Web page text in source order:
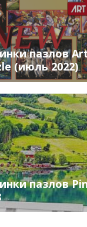
пазлов
(июль 2022)
пазлов